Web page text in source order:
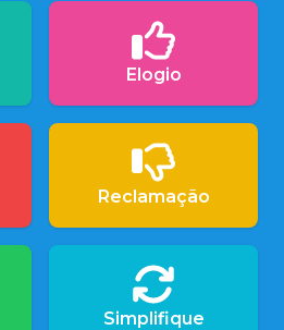
Elogio
Reclamação
Simplifique